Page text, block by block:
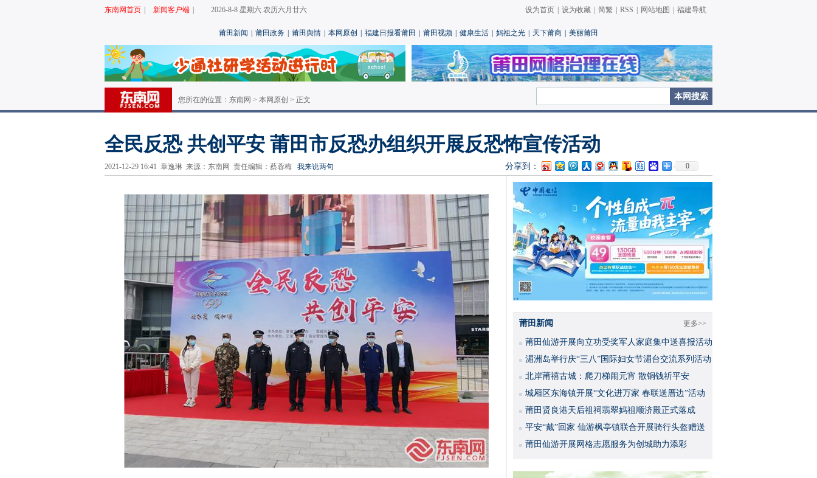
东南网首页 新闻客户端 2026-8-8 星期六 农历六月廿六 设为首页 设为收藏 简繁 RSS 网站地图 福建导航
莆田新闻 莆田政务 莆田舆情 本网原创 福建日报看莆田 莆田视频 健康生活 妈祖之光 天下莆商 美丽莆田
您所在的位置： 东南网 > 本网原创 > 正文
全民反恐 共创平安 莆田市反恐办组织开展反恐怖宣传活动
2021-12-29 16:41 章逸琳 来源：东南网 责任编辑：蔡蓉梅 我来说两句 分享到： 0
更多>>
莆田新闻
莆田仙游开展向立功受奖军人家庭集中送喜报活动
湄洲岛举行庆“三八”国际妇女节湄台交流系列活动
北岸莆禧古城：爬刀梯闹元宵 散铜钱祈平安
城厢区东海镇开展“文化进万家 春联送厝边”活动
莆田贤良港天后祖祠翡翠妈祖顺济殿正式落成
平安“戴”回家 仙游枫亭镇联合开展骑行头盔赠送
活动
莆田仙游开展网格志愿服务为创城助力添彩